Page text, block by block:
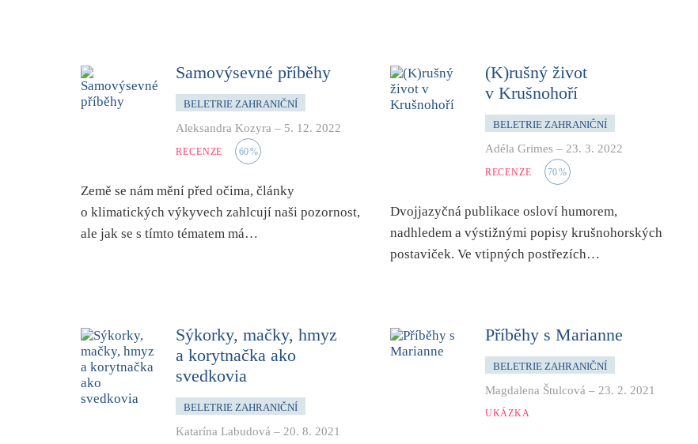
Samovýsevné příběhy
BELETRIE ZAHRANIČNÍ
Aleksandra Kozyra – 5. 12. 2022
RECENZE 60%
Země se nám mění před očima, články
o klimatických výkyvech zahlcují naši pozornost,
ale jak se s tímto tématem má…
(K)rušný život
v Krušnohoří
BELETRIE ZAHRANIČNÍ
Adéla Grimes – 23. 3. 2022
RECENZE 70%
Dvojjazyčná publikace osloví humorem,
nadhledem a výstižnými popisy krušnohorských
postaviček. Ve vtipných postřezích…
Sýkorky, mačky, hmyz
a korytnačka ako
svedkovia
BELETRIE ZAHRANIČNÍ
Katarína Labudová – 20. 8. 2021
Příběhy s Marianne
BELETRIE ZAHRANIČNÍ
Magdalena Štulcová – 23. 2. 2021
UKÁZKA